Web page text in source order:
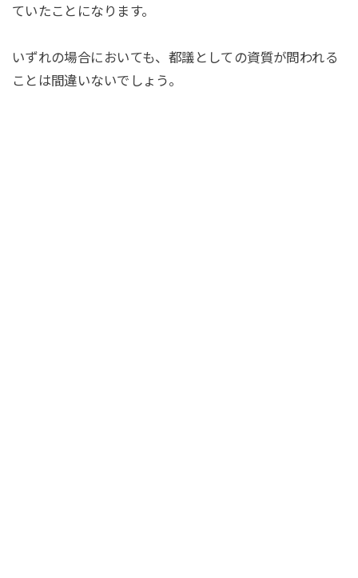
ていたことになります。
いずれの場合においても、都議としての資質が問われる
ことは間違いないでしょう。